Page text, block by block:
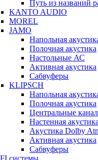
Путь из названий
KANTO AUDIO
MOREL
JAMO
Напольная
Полочная акустика
Настольные АС
Активная акустика
Сабвуферы
KLIPSCH
Напольная
Полочная акустика
Центральные
Настенная акустика
Акустика Dolby
Активная акустика
Сабвуферы
системы